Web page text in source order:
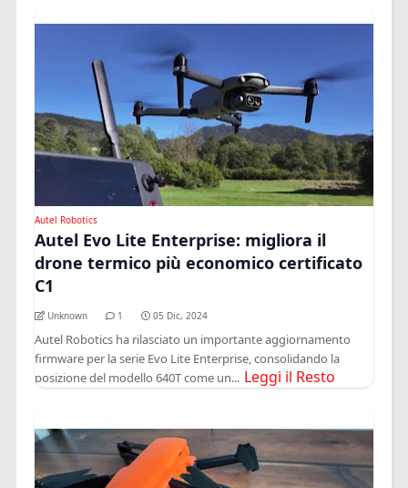
Autel Robotics
Autel Evo Lite Enterprise: migliora il
drone termico più economico certificato
C1
Unknown 1 05 Dic, 2024
Autel Robotics ha rilasciato un importante aggiornamento
firmware per la serie Evo Lite Enterprise, consolidando la
posizione del modello 640T come un... Leggi il Resto